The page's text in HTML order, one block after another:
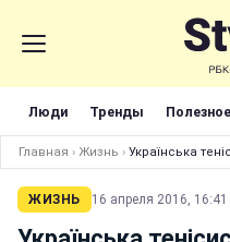
Люди Тренды Полезное
Главная › Жизнь › Українська
ЖИЗНЬ 16 апреля 2016, 16:41